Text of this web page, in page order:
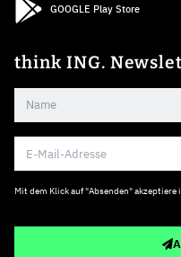
GOOGLE Play Store
think ING.
Mit dem Klick auf "Absenden" akzeptiere